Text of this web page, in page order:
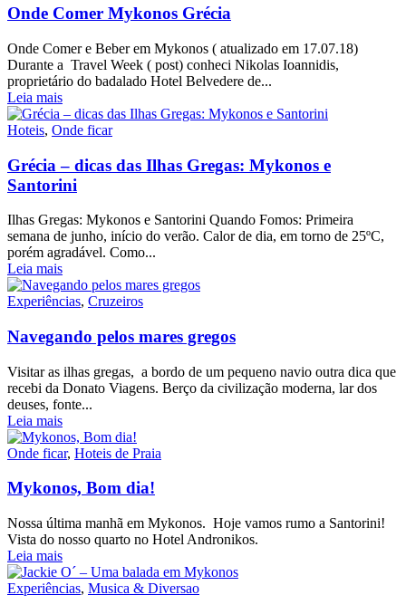
Onde Comer Mykonos Grécia
Onde Comer e Beber em Mykonos ( atualizado em 17.07.18)
Durante a Travel Week ( post) conheci Nikolas Ioannidis,
proprietário do badalado Hotel Belvedere de...
Leia mais
Hoteis, Onde ficar
Grécia – dicas das Ilhas Gregas: Mykonos e
Santorini
Ilhas Gregas: Mykonos e Santorini Quando Fomos: Primeira
semana de junho, início do verão. Calor de dia, em torno de 25ºC,
porém agradável. Como...
Leia mais
Experiências, Cruzeiros
Navegando pelos mares gregos
Visitar as ilhas gregas, a bordo de um pequeno navio outra dica que
recebi da Donato Viagens. Berço da civilização moderna, lar dos
deuses, fonte...
Leia mais
Onde ficar, Hoteis de Praia
Mykonos, Bom dia!
Nossa última manhã em Mykonos. Hoje vamos rumo a Santorini!
Vista do nosso quarto no Hotel Andronikos.
Leia mais
Experiências, Musica & Diversao